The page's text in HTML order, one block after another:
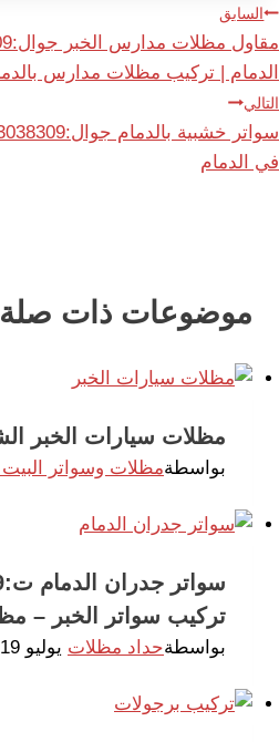
تصفّح
المقالات
السابق
الدمام | تركيب مظلات مدارس
التالي
في الدمام
موضوعات ذات صلة
مظلات سيارات الخبر
بواسطةمظلات وسواتر
تركيب سواتر الخبر –
بواسطةحداد مظلات يوليو 19, 2023